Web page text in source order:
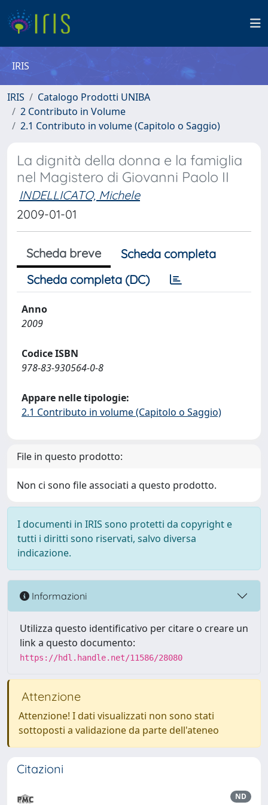
IRIS
IRIS
Catalogo Prodotti UNIBA
2 Contributo in Volume
2.1 Contributo in volume (Capitolo o Saggio)
La dignità della donna e la famiglia
nel Magistero di Giovanni Paolo II
INDELLICATO, Michele
2009-01-01
Scheda breve
Scheda completa
Scheda completa (DC)
Anno
2009
Codice ISBN
978-83-930564-0-8
Appare nelle tipologie:
2.1 Contributo in volume (Capitolo o Saggio)
File in questo prodotto:
Non ci sono file associati a questo prodotto.
I documenti in IRIS sono protetti da copyright e
tutti i diritti sono riservati, salvo diversa
indicazione.
Informazioni
Utilizza questo identificativo per citare o creare un
link a questo documento:
https://hdl.handle.net/11586/28080
Attenzione
Attenzione! I dati visualizzati non sono stati
sottoposti a validazione da parte dell'ateneo
Citazioni
ND